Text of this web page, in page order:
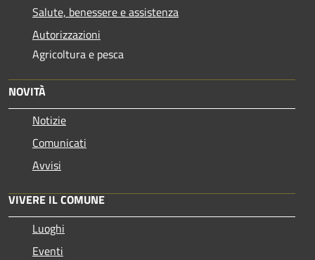
Salute, benessere e assistenza
Autorizzazioni
Agricoltura e pesca
NOVITÀ
Notizie
Comunicati
Avvisi
VIVERE IL COMUNE
Luoghi
Eventi